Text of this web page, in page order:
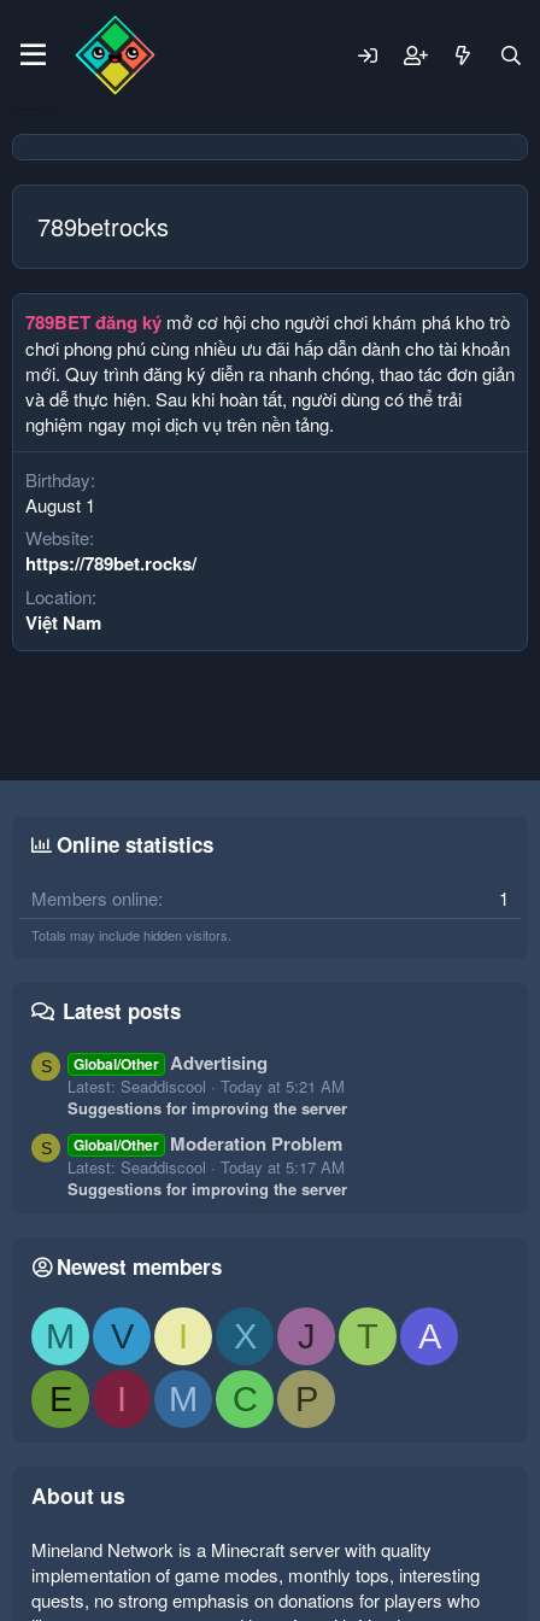
789betrocks
789BET đăng ký mở cơ hội cho người chơi khám phá kho trò
chơi phong phú cùng nhiều ưu đãi hấp dẫn dành cho tài khoản
mới. Quy trình đăng ký diễn ra nhanh chóng, thao tác đơn giản
và dễ thực hiện. Sau khi hoàn tất, người dùng có thể trải
nghiệm ngay mọi dịch vụ trên nền tảng.
Birthday
August 1
Website
https://789bet.rocks/
Location
Việt Nam
Online statistics
Members online 1
Totals may include hidden visitors.
Latest posts
S Global/Other Advertising
Latest: Seaddiscool
Today at 5:21 AM
Suggestions for improving the server
S Global/Other Moderation Problem
Latest: Seaddiscool
Today at 5:17 AM
Suggestions for improving the server
Newest members
M V I X J T
A
E
I M C P
About us
Mineland Network is a Minecraft server with quality
implementation of game modes, monthly tops, interesting
quests, no strong emphasis on donations for players who